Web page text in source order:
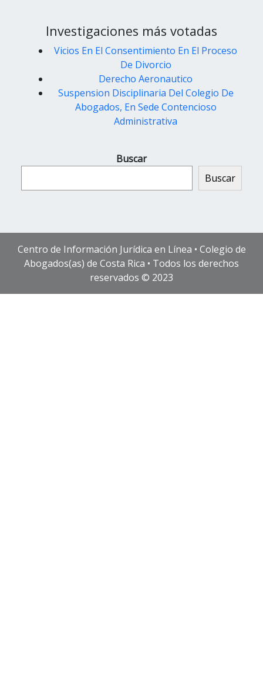
Investigaciones más votadas
Vicios En El Consentimiento En El Proceso
De Divorcio
Derecho Aeronautico
Suspension Disciplinaria Del Colegio De
Abogados, En Sede Contencioso
Administrativa
Buscar
Buscar
Centro de Información Jurídica en Línea • Colegio de
Abogados(as) de Costa Rica • Todos los derechos
reservados © 2023